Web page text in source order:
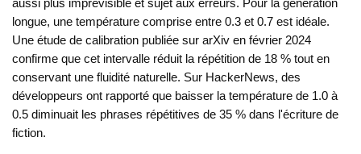
aussi plus imprévisible et sujet aux erreurs. Pour la génération
longue, une température comprise entre 0.3 et 0.7 est idéale.
Une étude de calibration publiée sur arXiv en février 2024
confirme que cet intervalle réduit la répétition de 18 % tout en
conservant une fluidité naturelle. Sur HackerNews, des
développeurs ont rapporté que baisser la température de 1.0 à
0.5 diminuait les phrases répétitives de 35 % dans l'écriture de
fiction.